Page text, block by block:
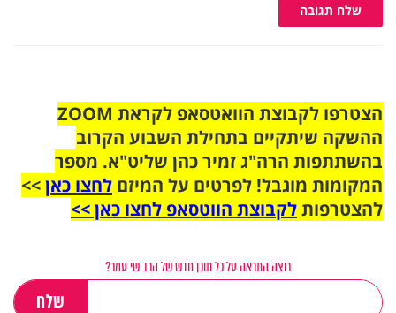
שלח תגובה
הצטרפו לקבוצת הוואטסאפ לקראת ZOOM
ההשקה שיתקיים בתחילת השבוע הקרוב
בהשתתפות הרה"ג זמיר כהן שליט"א. מספר
המקומות מוגבל! לפרטים על המיזם לחצו כאן>>
להצטרפותלקבוצת הווטסאפ לחצו כאן >>
רוצה התראה על כל תוכן חדש של הרב שי עמר?